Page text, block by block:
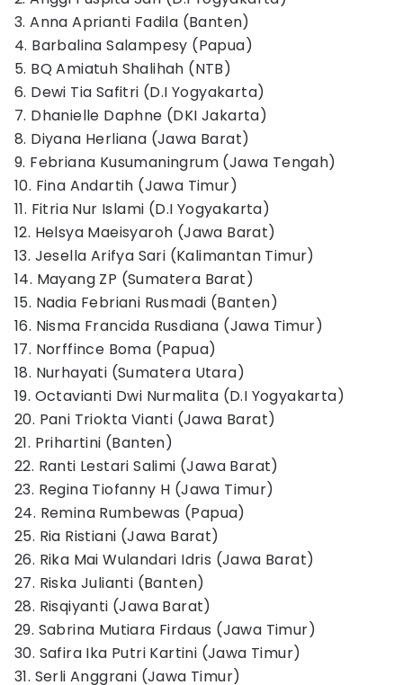
3. Anna Aprianti Fadila (Banten)
4. Barbalina Salampesy (Papua)
5. BQ Amiatuh Shalihah (NTB)
6. Dewi Tia Safitri (D.I Yogyakarta)
7. Dhanielle Daphne (DKI Jakarta)
8. Diyana Herliana (Jawa Barat)
9. Febriana Kusumaningrum (Jawa Tengah)
10. Fina Andartih (Jawa Timur)
11. Fitria Nur Islami (D.I Yogyakarta)
12. Helsya Maeisyaroh (Jawa Barat)
13. Jesella Arifya Sari (Kalimantan Timur)
14. Mayang ZP (Sumatera Barat)
15. Nadia Febriani Rusmadi (Banten)
16. Nisma Francida Rusdiana (Jawa Timur)
17. Norffince Boma (Papua)
18. Nurhayati (Sumatera Utara)
19. Octavianti Dwi Nurmalita (D.I Yogyakarta)
20. Pani Triokta Vianti (Jawa Barat)
21. Prihartini (Banten)
22. Ranti Lestari Salimi (Jawa Barat)
23. Regina Tiofanny H (Jawa Timur)
24. Remina Rumbewas (Papua)
25. Ria Ristiani (Jawa Barat)
26. Rika Mai Wulandari Idris (Jawa Barat)
27. Riska Julianti (Banten)
28. Risqiyanti (Jawa Barat)
29. Sabrina Mutiara Firdaus (Jawa Timur)
30. Safira Ika Putri Kartini (Jawa Timur)
31. Serli Anggrani (Jawa Timur)